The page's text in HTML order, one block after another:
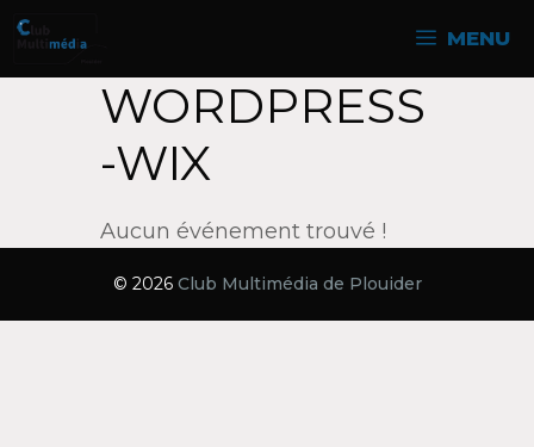
Aller
contenu
MENU
WORDPRESS
-WIX
Aucun événement trouvé !
© 2026 Club Multimédia de Plouider